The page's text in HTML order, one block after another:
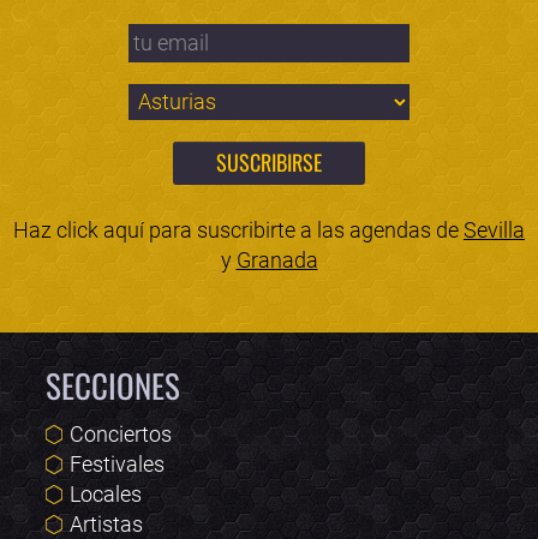
Haz click aquí para suscribirte a las agendas deSevilla
y Granada
SECCIONES
Conciertos
Festivales
Locales
Artistas